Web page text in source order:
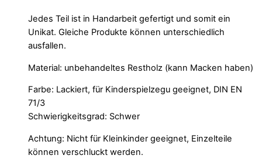
Jedes Teil ist in Handarbeit gefertigt und somit ein
Unikat. Gleiche Produkte können unterschiedlich
ausfallen.
Material: unbehandeltes Restholz (kann Macken haben)
Farbe: Lackiert, für Kinderspielzegu geeignet, DIN EN
71/3
Schwierigkeitsgrad: Schwer
Achtung: Nicht für Kleinkinder geeignet, Einzelteile
können verschluckt werden.